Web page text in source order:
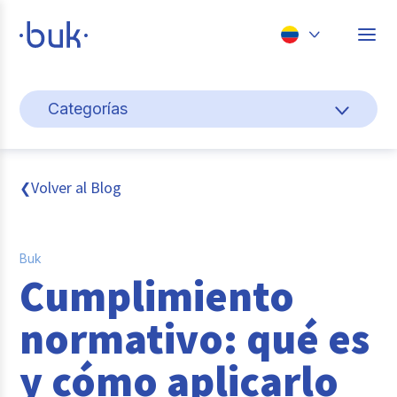
Perú
Categorías
Cultura y bienestar laboral
Gestión de personas
Buk
Transformación digital
Tendencias y Data
❮Volver al Blog
Buk
Cumplimiento
normativo: qué es
y cómo aplicarlo